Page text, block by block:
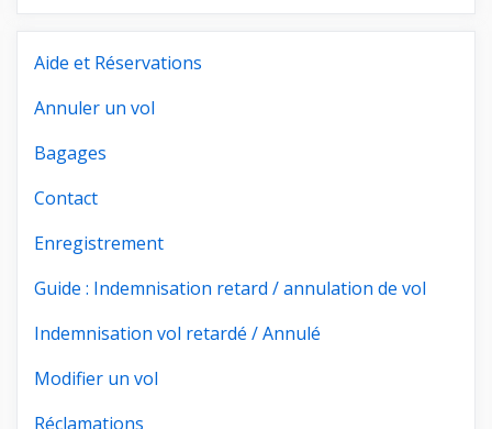
Aide et Réservations
Annuler un vol
Bagages
Contact
Enregistrement
Guide : Indemnisation retard / annulation de vol
Indemnisation vol retardé / Annulé
Modifier un vol
Réclamations